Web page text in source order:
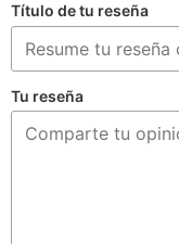
Título de tu reseña
Tu reseña